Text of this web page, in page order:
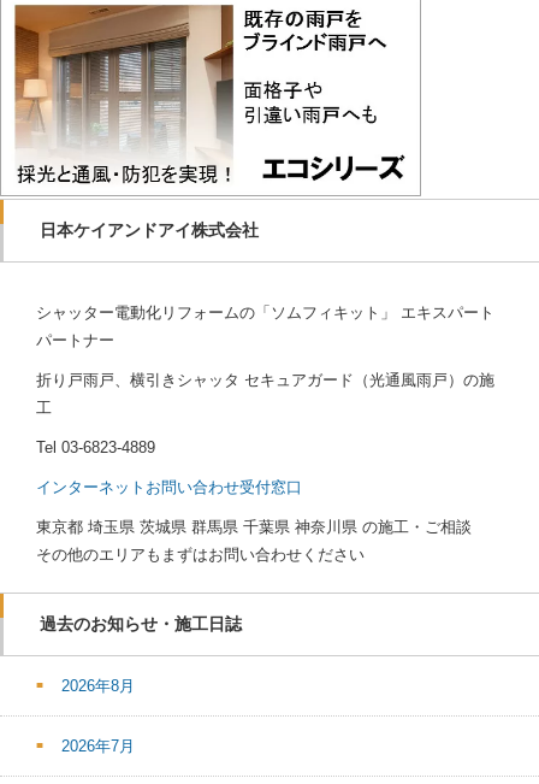
日本ケイアンドアイ株式会社
シャッター電動化リフォームの「ソムフィキット」 エキスパート
パートナー
折り戸雨戸、横引きシャッタ セキュアガード（光通風雨戸）の施
工
Tel 03-6823-4889
インターネットお問い合わせ受付窓口
東京都 埼玉県 茨城県 群馬県 千葉県 神奈川県 の施工・ご相談
その他のエリアもまずはお問い合わせください
過去のお知らせ・施工日誌
2026年8月
2026年7月